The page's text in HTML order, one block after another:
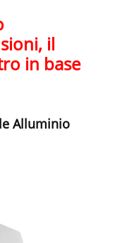
il
in base
Alluminio